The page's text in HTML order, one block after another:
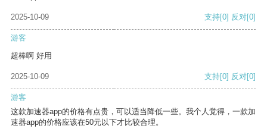
2025-10-09 支持[0] 反对[0]
游客
超棒啊 好用
2025-10-09 支持[0] 反对[0]
游客
这款加速器app的价格有点贵，可以适当降低一些。我个人觉得，一款加
速器app的价格应该在50元以下才比较合理。